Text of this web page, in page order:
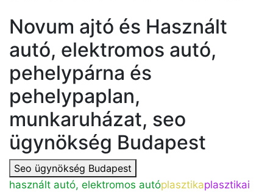
Novum ajtó és Használt
autó, elektromos autó,
pehelypárna és
pehelypaplan,
munkaruházat, seo
ügynökség Budapest
Seo ügynökség Budapest
használt autó, elektromos autóplasztikaplasztikai